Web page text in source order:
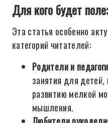
Для кого будет
Эта статья особенно
категорий читателей:
Родители и педагоги
занятия для детей,
развитию мелкой
мышления.